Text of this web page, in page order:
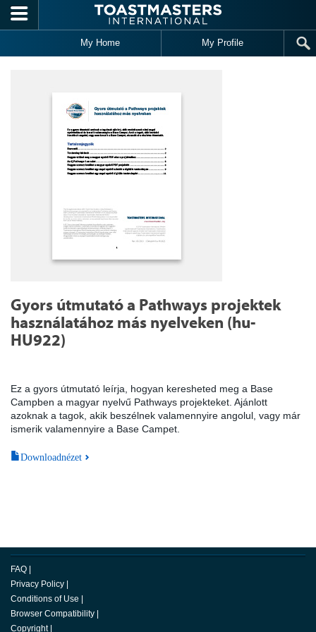
Skip to main content
My Home My Profile
Gyors útmutató a Pathways projektek
használatához más nyelveken (hu-
HU922)
Ez a gyors útmutató leírja, hogyan keresheted meg a Base
Campben a magyar nyelvű Pathways projekteket. Ajánlott
azoknak a tagok, akik beszélnek valamennyire angolul, vagy már
ismerik valamennyire a Base Campet.
Downloadnézet
FAQ
Privacy Policy
Conditions of Use
Browser Compatibility
Copyright